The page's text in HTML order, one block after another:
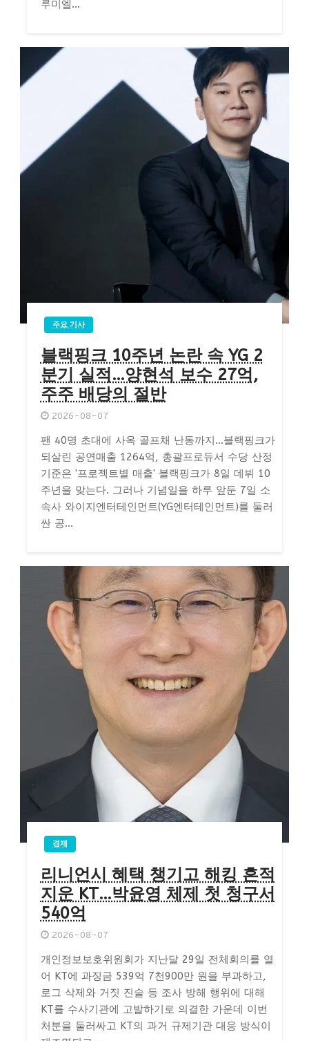
루미엘...
주요 기사
블랙핑크 10주년 논란 속 YG 2
분기 실적…양현석 보수 27억,
주주 배당의 절반
2026-08-07
팬 40명 초대에 사옥 골프채 난동까지…블랙핑크가
되살린 공연매출 1264억, 총괄프로듀서 수당 산정
기준은 '프로젝트별 매출' 블랙핑크가 8일 데뷔 10
주년을 맞는다. 그러나 기념일을 하루 앞둔 7일 소
속사 와이지엔터테인먼트(YG엔터테인먼트)를 둘러
싼 공...
경제
리니언시 혜택 챙기고 해킹 흔적
지운 KT…박윤영 체제 첫 청구서
540억
2026-08-07
개인정보보호위원회가 지난달 29일 전체회의를 열
어 KT에 과징금 539억 7천900만 원을 부과하고,
로그 삭제와 거짓 진술 등 조사 방해 행위에 대해
KT를 수사기관에 고발하기로 의결한 가운데 이번
처분을 둘러싸고 KT의 과거 규제기관 대응 방식이